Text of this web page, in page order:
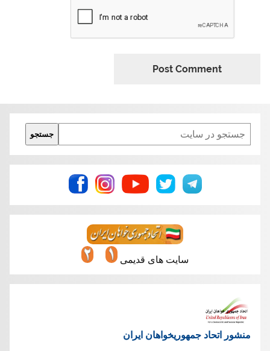
Search
جستجو
سایت های قدیمی
منشور اتحاد جمهوریخواهان ایران